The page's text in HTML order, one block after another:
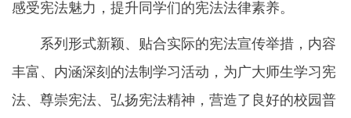
感受宪法魅力，提升同学们的宪法法律素养。
系列形式新颖、贴合实际的宪法宣传举措，内容
丰富、内涵深刻的法制学习活动，为广大师生学习宪
法、尊崇宪法、弘扬宪法精神，营造了良好的校园普